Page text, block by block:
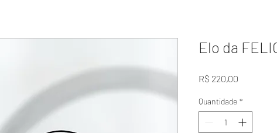
Elo da
R$ 220,00
Quantidade *